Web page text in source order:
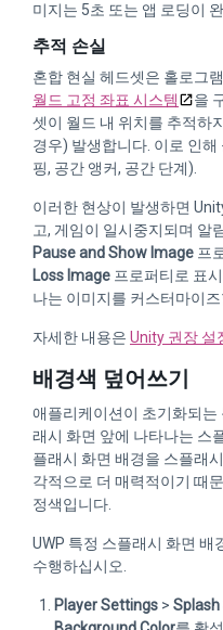
미지는 5초 또는 앱 로딩이
추적 손실
혼합 현실 헤드셋은 홀로그
월드 고정 좌표 시스템
을
셋이 월드 내 위치를 추적하
경우) 발생합니다. 이로 인
핑, 공간 앵커, 공간 단계).
이러한 현상이 발생하면
고, 게임이 일시중지되며 알
Pause and Show Image 프
Loss Image 프로퍼티로 표
나는 이미지를 커스터마이
자세한 내용은 Unity 권장 설
배경색 덮어쓰기
애플리케이션이 초기화되는
래시 화면 앞에 나타나는 스
플래시 화면 배경을 스플래
각적으로 더 매력적이기 때
정색입니다.
UWP 특정 스플래시 화면 배
수행하십시오.
Player Settings >